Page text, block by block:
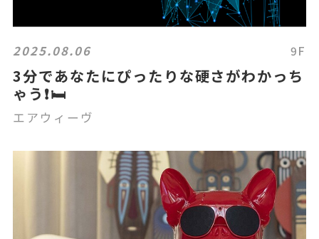
2025.08.06 9F
3分であなたにぴったりな硬さがわかっち
ゃう❗️🛏️
エアウィーヴ